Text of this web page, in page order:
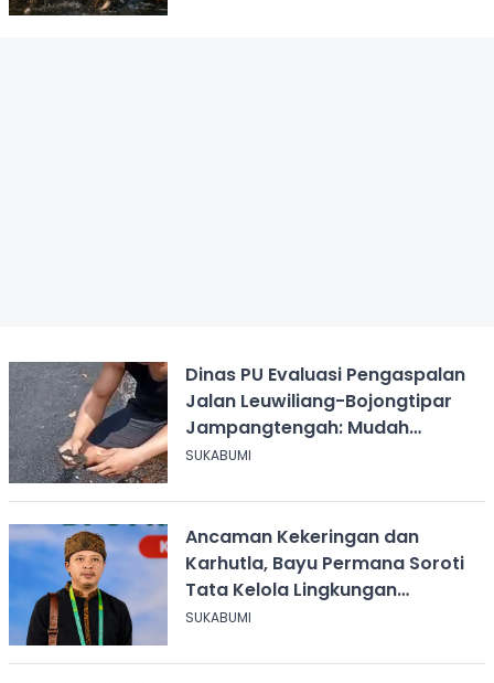
Dinas PU Evaluasi Pengaspalan
Jalan Leuwiliang-Bojongtipar
Jampangtengah: Mudah
Mengelupas
SUKABUMI
Ancaman Kekeringan dan
Karhutla, Bayu Permana Soroti
Tata Kelola Lingkungan
Sukabumi
SUKABUMI